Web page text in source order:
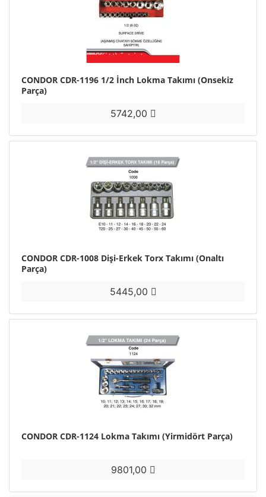
CONDOR CDR-1196 1/2 İnch Lokma Takımı (Onsekiz
Parça)
5742,00
CONDOR CDR-1008 Dişi-Erkek Torx Takımı (Onaltı
Parça)
5445,00
CONDOR CDR-1124 Lokma Takımı (Yirmidört Parça)
9801,00